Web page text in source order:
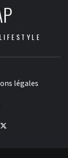
légales
X